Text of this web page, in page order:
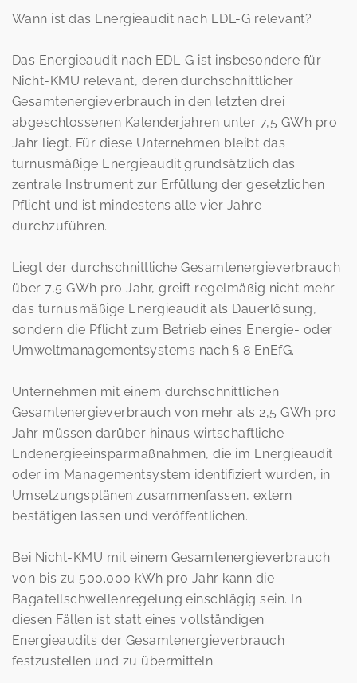
Wann ist das Energieaudit nach EDL-G relevant?
Das Energieaudit nach EDL-G ist insbesondere für
Nicht-KMU relevant, deren durchschnittlicher
Gesamtenergieverbrauch in den letzten drei
abgeschlossenen Kalenderjahren unter 7,5 GWh pro
Jahr liegt. Für diese Unternehmen bleibt das
turnusmäßige Energieaudit grundsätzlich das
zentrale Instrument zur Erfüllung der gesetzlichen
Pflicht und ist mindestens alle vier Jahre
durchzuführen.
Liegt der durchschnittliche Gesamtenergieverbrauch
über 7,5 GWh pro Jahr, greift regelmäßig nicht mehr
das turnusmäßige Energieaudit als Dauerlösung,
sondern die Pflicht zum Betrieb eines Energie- oder
Umweltmanagementsystems nach § 8 EnEfG.
Unternehmen mit einem durchschnittlichen
Gesamtenergieverbrauch von mehr als 2,5 GWh pro
Jahr müssen darüber hinaus wirtschaftliche
Endenergieeinsparmaßnahmen, die im Energieaudit
oder im Managementsystem identifiziert wurden, in
Umsetzungsplänen zusammenfassen, extern
bestätigen lassen und veröffentlichen.
Bei Nicht-KMU mit einem Gesamtenergieverbrauch
von bis zu 500.000 kWh pro Jahr kann die
Bagatellschwellenregelung einschlägig sein. In
diesen Fällen ist statt eines vollständigen
Energieaudits der Gesamtenergieverbrauch
festzustellen und zu übermitteln.